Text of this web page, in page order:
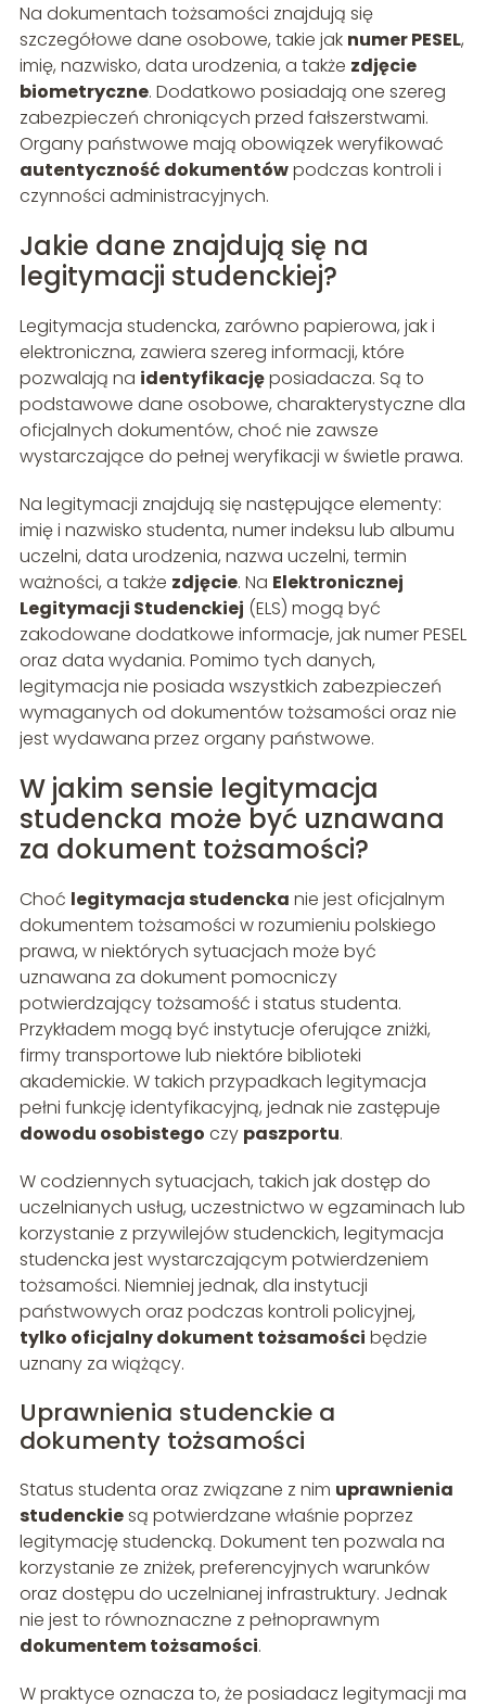
Na dokumentach tożsamości znajdują się
szczegółowe dane osobowe, takie jak numer PESEL,
imię, nazwisko, data urodzenia, a także zdjęcie
biometryczne. Dodatkowo posiadają one szereg
zabezpieczeń chroniących przed fałszerstwami.
Organy państwowe mają obowiązek weryfikować
autentyczność dokumentówpodczas kontroli i
czynności administracyjnych.
Jakie dane znajdują się na
legitymacji studenckiej?
Legitymacja studencka, zarówno papierowa, jak i
elektroniczna, zawiera szereg informacji, które
pozwalają na identyfikacjęposiadacza. Są to
podstawowe dane osobowe, charakterystyczne dla
oficjalnych dokumentów, choć nie zawsze
wystarczające do pełnej weryfikacji w świetle prawa.
Na legitymacji znajdują się następujące elementy:
imię i nazwisko studenta, numer indeksu lub albumu
uczelni, data urodzenia, nazwa uczelni, termin
ważności, a także zdjęcie. Na Elektronicznej
Legitymacji Studenckiej (ELS) mogą być
zakodowane dodatkowe informacje, jak numer PESEL
oraz data wydania. Pomimo tych danych,
legitymacja nie posiada wszystkich zabezpieczeń
wymaganych od dokumentów tożsamości oraz nie
jest wydawana przez organy państwowe.
W jakim sensie legitymacja
studencka może być uznawana
za dokument tożsamości?
Choć legitymacja studencka nie jest oficjalnym
dokumentem tożsamości w rozumieniu polskiego
prawa, w niektórych sytuacjach może być
uznawana za dokument pomocniczy
potwierdzający tożsamość i status studenta.
Przykładem mogą być instytucje oferujące zniżki,
firmy transportowe lub niektóre biblioteki
akademickie. W takich przypadkach legitymacja
pełni funkcję identyfikacyjną, jednak nie zastępuje
dowodu osobistego czy paszportu.
W codziennych sytuacjach, takich jak dostęp do
uczelnianych usług, uczestnictwo w egzaminach lub
korzystanie z przywilejów studenckich, legitymacja
studencka jest wystarczającym potwierdzeniem
tożsamości. Niemniej jednak, dla instytucji
państwowych oraz podczas kontroli policyjnej,
tylko oficjalny dokument tożsamości będzie
uznany za wiążący.
Uprawnienia studenckie a
dokumenty tożsamości
Status studenta oraz związane z nim uprawnienia
studenckiesą potwierdzane właśnie poprzez
legitymację studencką. Dokument ten pozwala na
korzystanie ze zniżek, preferencyjnych warunków
oraz dostępu do uczelnianej infrastruktury. Jednak
nie jest to równoznaczne z pełnoprawnym
dokumentem tożsamości.
W praktyce oznacza to, że posiadacz legitymacji ma